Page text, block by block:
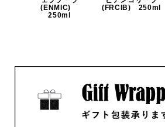
(ENMIC)
250ml
(FRCIB) 250ml